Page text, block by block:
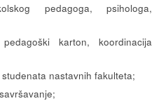
pedagoga, psihologa,
karton, koordinacija
nastavnih fakulteta;